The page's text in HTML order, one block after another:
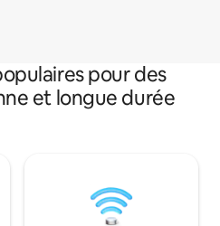
pour des
et longue durée